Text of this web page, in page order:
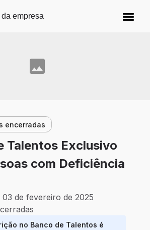
principal
da empresa
encerradas
Talentos Exclusivo
com Deficiência
03 de fevereiro de 2025
no Banco de Talentos é